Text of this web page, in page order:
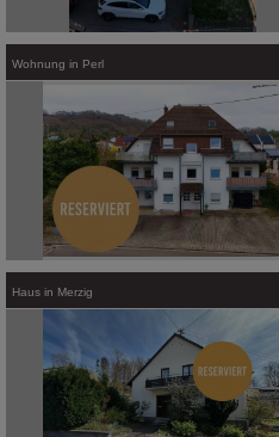
Wohnung in Perl
Haus in Merzig